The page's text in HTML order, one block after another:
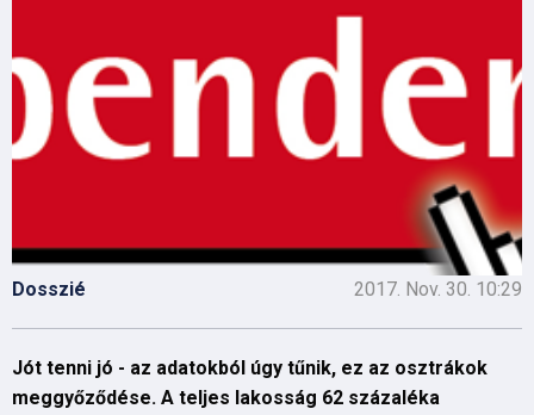
Dosszié 2017. Nov. 30. 10:29
Jót tenni jó - az adatokból úgy tűnik, ez az osztrákok
meggyőződése. A teljes lakosság 62 százaléka